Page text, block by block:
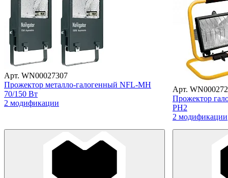
Арт. WN00027307
Прожектор металло-галогенный NFL-MH
70/150 Вт
2 модификации
Арт.
Прожектор
PH2
2 модификации